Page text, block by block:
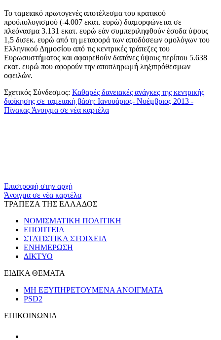
Το ταμειακό πρωτογενές αποτέλεσμα του κρατικού
προϋπολογισμού (-4.007 εκατ. ευρώ) διαμορφώνεται σε
πλεόνασμα 3.131 εκατ. ευρώ εάν συμπεριληφθούν έσοδα ύψους
1,5 δισεκ. ευρώ από τη μεταφορά των αποδόσεων ομολόγων του
Ελληνικού Δημοσίου από τις κεντρικές τράπεζες του
Ευρωσυστήματος και αφαιρεθούν δαπάνες ύψους περίπου 5.638
εκατ. ευρώ που αφορούν την αποπληρωμή ληξιπρόθεσμων
οφειλών.
Σχετικός Σύνδεσμος: Καθαρές δανειακές ανάγκες της κεντρικής
διοίκησης σε ταμειακή βάση: Ιανουάριος- Νοέμβριος 2013 -
Πίνακας Άνοιγμα σε νέα καρτέλα
Επιστροφή στην αρχή
Άνοιγμα σε νέα καρτέλα
ΤΡΑΠΕΖΑ ΤΗΣ ΕΛΛΑΔΟΣ
ΝΟΜΙΣΜΑΤΙΚΗ ΠΟΛΙΤΙΚΗ
ΕΠΟΠΤΕΙΑ
ΣΤΑΤΙΣΤΙΚΑ ΣΤΟΙΧΕΙΑ
ΕΝΗΜΕΡΩΣΗ
ΔΙΚΤΥΟ
ΕΙΔΙΚΑ ΘΕΜΑΤΑ
ΜΗ ΕΞΥΠΗΡΕΤΟΥΜΕΝΑ ΑΝΟΙΓΜΑΤΑ
PSD2
ΕΠΙΚΟΙΝΩΝΙΑ